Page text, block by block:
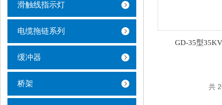
滑触线指示灯
电缆拖链系列
缓冲器
桥架
GD-35型
共